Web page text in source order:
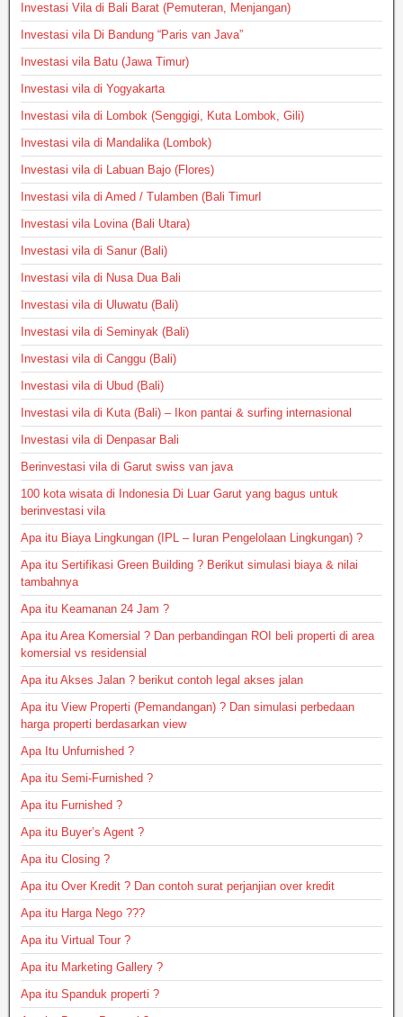
Investasi Vila di Bali Barat (Pemuteran, Menjangan)
Investasi vila Di Bandung “Paris van Java”
Investasi vila Batu (Jawa Timur)
Investasi vila di Yogyakarta
Investasi vila di Lombok (Senggigi, Kuta Lombok, Gili)
Investasi vila di Mandalika (Lombok)
Investasi vila di Labuan Bajo (Flores)
Investasi vila di Amed / Tulamben (Bali TimurI
Investasi vila Lovina (Bali Utara)
Investasi vila di Sanur (Bali)
Investasi vila di Nusa Dua Bali
Investasi vila di Uluwatu (Bali)
Investasi vila di Seminyak (Bali)
Investasi vila di Canggu (Bali)
Investasi vila di Ubud (Bali)
Investasi vila di Kuta (Bali) – Ikon pantai & surfing internasional
Investasi vila di Denpasar Bali
Berinvestasi vila di Garut swiss van java
100 kota wisata di Indonesia Di Luar Garut yang bagus untuk
berinvestasi vila
Apa itu Biaya Lingkungan (IPL – Iuran Pengelolaan Lingkungan) ?
Apa itu Sertifikasi Green Building ? Berikut simulasi biaya & nilai
tambahnya
Apa itu Keamanan 24 Jam ?
Apa itu Area Komersial ? Dan perbandingan ROI beli properti di area
komersial vs residensial
Apa itu Akses Jalan ? berikut contoh legal akses jalan
Apa itu View Properti (Pemandangan) ? Dan simulasi perbedaan
harga properti berdasarkan view
Apa Itu Unfurnished ?
Apa itu Semi-Furnished ?
Apa itu Furnished ?
Apa itu Buyer’s Agent ?
Apa itu Closing ?
Apa itu Over Kredit ? Dan contoh surat perjanjian over kredit
Apa itu Harga Nego ???
Apa itu Virtual Tour ?
Apa itu Marketing Gallery ?
Apa itu Spanduk properti ?